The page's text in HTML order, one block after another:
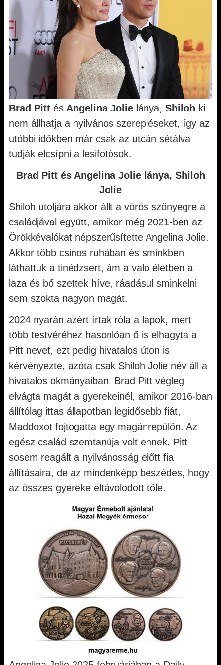
Brad Pitt és Angelina Jolie lánya, Shiloh ki
nem állhatja a nyilvános szerepléseket, így az
utóbbi időkben már csak az utcán sétálva
tudják elcsípni a lesifotósok.
Brad Pitt és Angelina Jolie lánya, Shiloh
Jolie
Shiloh utoljára akkor állt a vörös szőnyegre a
családjával együtt, amikor még 2021-ben az
Örökkévalókat népszerűsítette Angelina Jolie.
Akkor több csinos ruhában és sminkben
láthattuk a tinédzsert, ám a való életben a
laza és bő szettek híve, ráadásul sminkelni
sem szokta nagyon magát.
2024 nyarán azért írtak róla a lapok, mert
több testvéréhez hasonlóan ő is elhagyta a
Pitt nevet, ezt pedig hivatalos úton is
kérvényezte, azóta csak Shiloh Jolie név áll a
hivatalos okmányaiban. Brad Pitt végleg
elvágta magát a gyerekeinél, amikor 2016-ban
állítólag ittas állapotban legidősebb fiát,
Maddoxot fojtogatta egy magánrepülőn. Az
egész család szemtanúja volt ennek. Pitt
sosem reagált a nyilvánosság előtt fia
állításaira, de az mindenképp beszédes, hogy
az összes gyereke eltávolodott tőle.